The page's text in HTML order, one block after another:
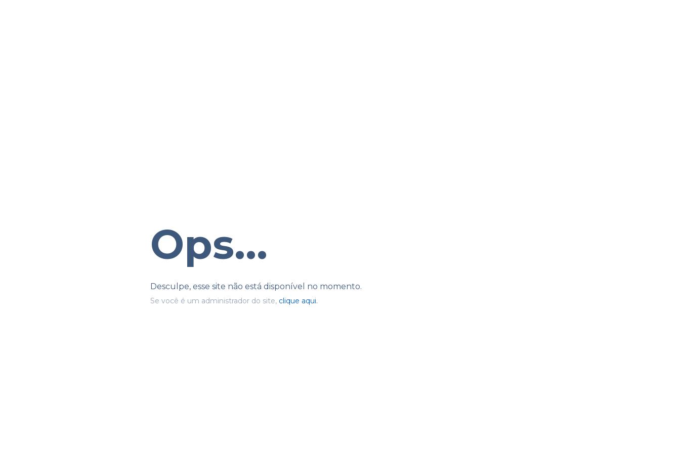
Ops...
Desculpe, esse site não está disponível no momento.
Se você é um administrador do site, clique aqui.